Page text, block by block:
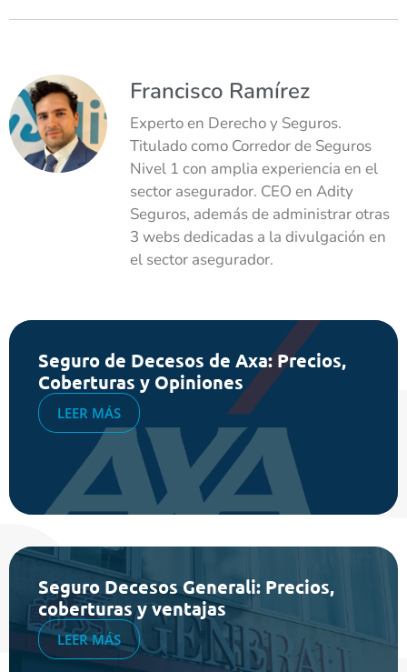
Francisco Ramírez
Experto en Derecho y Seguros.
Titulado como Corredor de Seguros
Nivel 1 con amplia experiencia en el
sector asegurador. CEO en Adity
Seguros, además de administrar otras
3 webs dedicadas a la divulgación en
el sector asegurador.
Seguro de Decesos de Axa: Precios,
Coberturas y Opiniones
LEER MÁS
Seguro Decesos Generali: Precios,
coberturas y ventajas
LEER MÁS